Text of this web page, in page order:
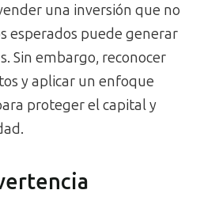
una inversión que no
esperados puede generar
Sin embargo, reconocer
y aplicar un enfoque
proteger el capital y